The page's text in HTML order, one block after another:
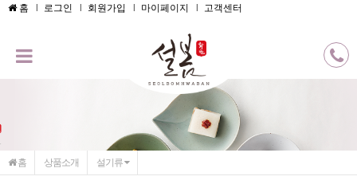
메인콘텐츠 바로가기
홈 로그인 회원가입 마이페이지 고객센터
홈 상품소개 설기류